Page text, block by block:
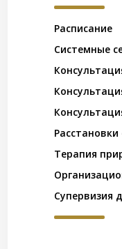
Расписание
Системные
Терапия
Супервизия